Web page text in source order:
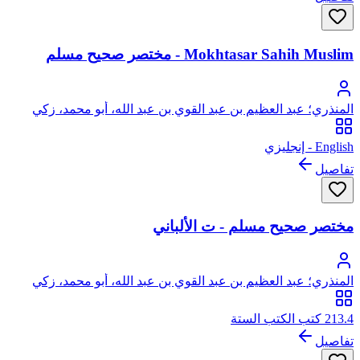
Mokhtasar Sahih Muslim - مختصر صحيح مسلم
المنذري؛ عبد العظيم بن عبد القوي بن عبد الله، أبو محمد، زكي
الدين المنذري
English - إنجليزي
تفاصيل
مختصر صحيح مسلم - ت الألباني
المنذري؛ عبد العظيم بن عبد القوي بن عبد الله، أبو محمد، زكي
الدين المنذري
213.4 كتب الكتب الستة
تفاصيل